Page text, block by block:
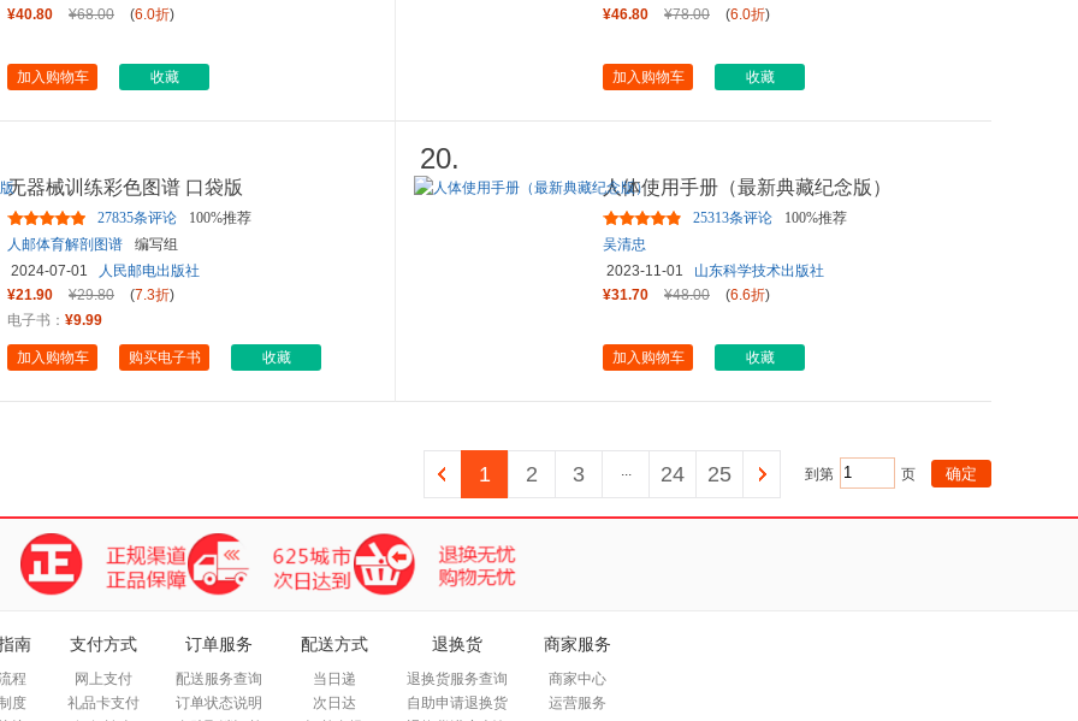
¥40.80
¥68.00 (6.0折)
加入购物车 收藏
¥46.80
¥78.00 (6.0折)
加入购物车 收藏
无器械训练彩色图谱 口袋版
27835条评论
100%推荐
人邮体育解剖图谱
编写组
2024-07-01
人民邮电出版社
¥21.90
¥29.80 (7.3折)
电子书： ¥9.99
加入购物车 购买电子书 收藏
20.
人体使用手册（最新典藏纪念版）
25313条评论
100%推荐
吴清忠
2023-11-01
山东科学技术出版社
¥31.70
¥48.00 (6.6折)
加入购物车 收藏
1 2 3 ... 24 25 到第 页
南
程
度
支付方式
网上支付
礼品卡支付
订单服务
配送服务查询
订单状态说明
配送方式
当日递
次日达
退换货
退换货服务查询
自助申请退换货
商家服务
商家中心
运营服务